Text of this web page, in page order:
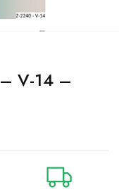
V-14 –